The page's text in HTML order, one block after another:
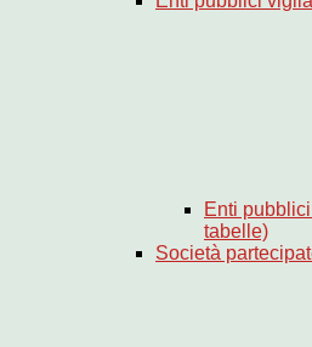
Enti
tabelle)
Società